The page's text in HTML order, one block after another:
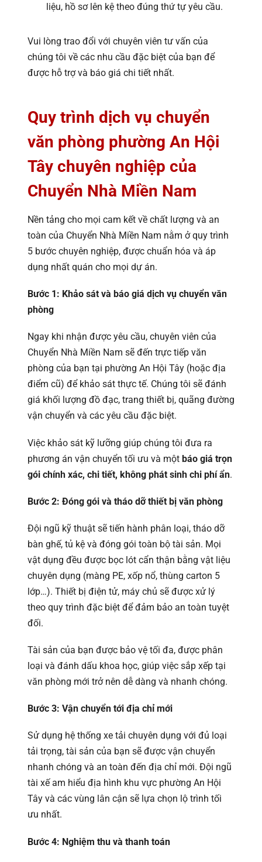
liệu, hồ sơ lên kệ theo đúng thứ tự yêu cầu.
Vui lòng trao đổi với chuyên viên tư vấn của
chúng tôi về các nhu cầu đặc biệt của bạn để
được hỗ trợ và báo giá chi tiết nhất.
Quy trình dịch vụ chuyển
văn phòng phường An Hội
Tây chuyên nghiệp của
Chuyển Nhà Miền Nam
Nền tảng cho mọi cam kết về chất lượng và an
toàn của Chuyển Nhà Miền Nam nằm ở quy trình
5 bước chuyên nghiệp, được chuẩn hóa và áp
dụng nhất quán cho mọi dự án.
Bước 1: Khảo sát và báo giá dịch vụ chuyển văn
phòng
Ngay khi nhận được yêu cầu, chuyên viên của
Chuyển Nhà Miền Nam sẽ đến trực tiếp văn
phòng của bạn tại phường An Hội Tây (hoặc địa
điểm cũ) để khảo sát thực tế. Chúng tôi sẽ đánh
giá khối lượng đồ đạc, trang thiết bị, quãng đường
vận chuyển và các yêu cầu đặc biệt.
Việc khảo sát kỹ lưỡng giúp chúng tôi đưa ra
phương án vận chuyển tối ưu và một báo giá trọn
gói chính xác, chi tiết, không phát sinh chi phí ẩn.
Bước 2: Đóng gói và tháo dỡ thiết bị văn phòng
Đội ngũ kỹ thuật sẽ tiến hành phân loại, tháo dỡ
bàn ghế, tủ kệ và đóng gói toàn bộ tài sản. Mọi
vật dụng đều được bọc lót cẩn thận bằng vật liệu
chuyên dụng (màng PE, xốp nổ, thùng carton 5
lớp…). Thiết bị điện tử, máy chủ sẽ được xử lý
theo quy trình đặc biệt để đảm bảo an toàn tuyệt
đối.
Tài sản của bạn được bảo vệ tối đa, được phân
loại và đánh dấu khoa học, giúp việc sắp xếp tại
văn phòng mới trở nên dễ dàng và nhanh chóng.
Bước 3: Vận chuyển tới địa chỉ mới
Sử dụng hệ thống xe tải chuyên dụng với đủ loại
tải trọng, tài sản của bạn sẽ được vận chuyển
nhanh chóng và an toàn đến địa chỉ mới. Đội ngũ
tài xế am hiểu địa hình khu vực phường An Hội
Tây và các vùng lân cận sẽ lựa chọn lộ trình tối
ưu nhất.
Bước 4: Nghiệm thu và thanh toán